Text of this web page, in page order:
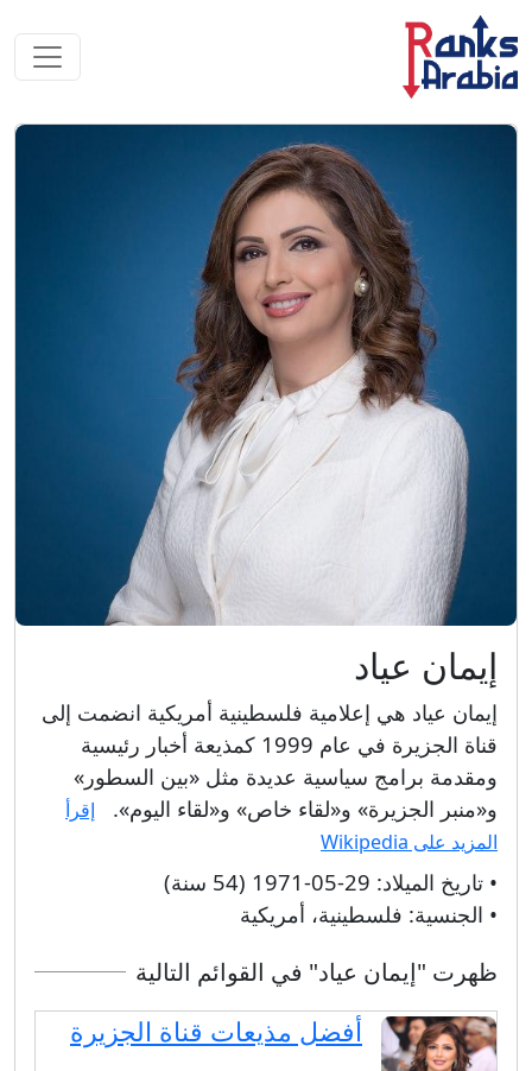
إيمان عياد
إيمان عياد هي إعلامية فلسطينية أمريكية انضمت إلى
قناة الجزيرة في عام 1999 كمذيعة أخبار رئيسية
ومقدمة برامج سياسية عديدة مثل «بين السطور»
و«منبر الجزيرة» و«لقاء خاص» و«لقاء اليوم».
إقرأ
المزيد على Wikipedia
• تاريخ الميلاد: 29-05-1971 (54 سنة)
• الجنسية: فلسطينية، أمريكية
ظهرت "إيمان عياد" في القوائم التالية
أفضل مذيعات قناة الجزيرة